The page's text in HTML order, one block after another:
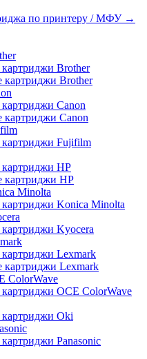
по принтеру / МФУ →
Brother
картриджи Brother
Canon
Canon
картриджи Fujifilm
HP
картриджи HP
Minolta
Konica Minolta
Kyocera
Lexmark
картриджи Lexmark
ColorWave
OCE ColorWave
Oki
Panasonic